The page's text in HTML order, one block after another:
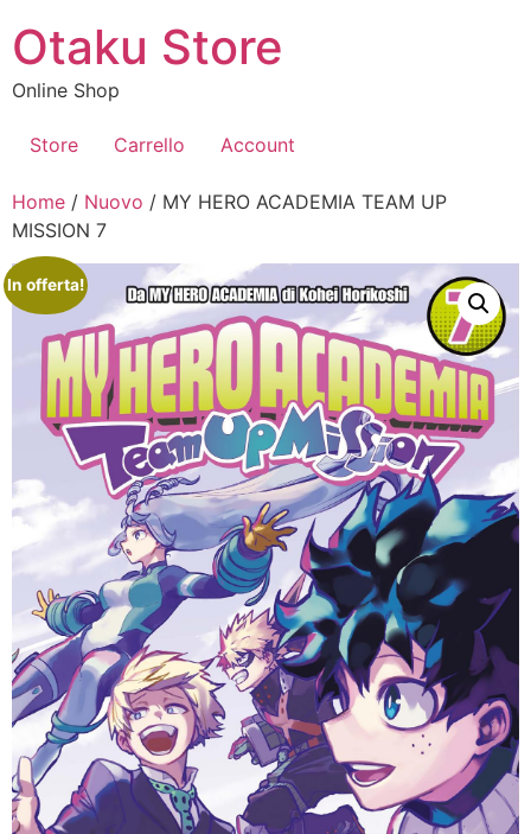
contenuto
Otaku Store
Online Shop
Store Carrello Account
Home / Nuovo / MY HERO ACADEMIA TEAM UP
MISSION 7
In offerta!